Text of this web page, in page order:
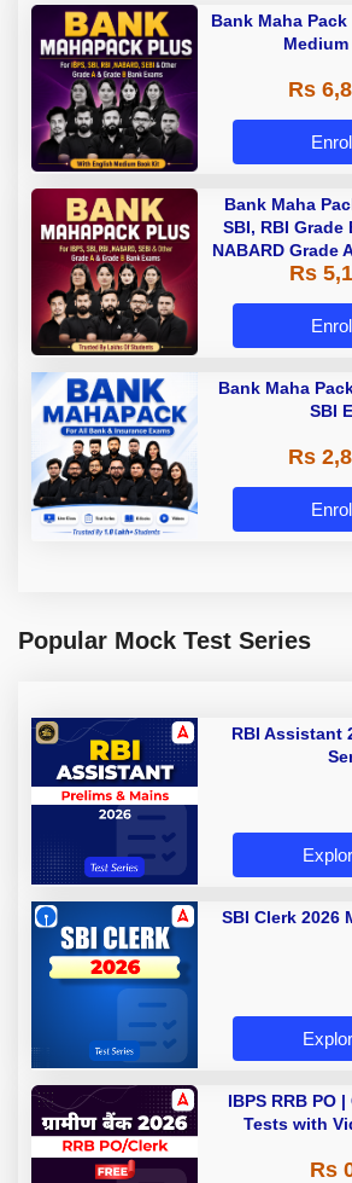
Bank Maha
Rs
Bank Maha
SBI, RBI Grade
NABARD Grade
A & Grade
Rs
Bank Maha
SBI
Rs
Popular Mock Test Series
RBI Assistant
SBI Clerk 2026
IBPS RRB PO
Tests with
Rs